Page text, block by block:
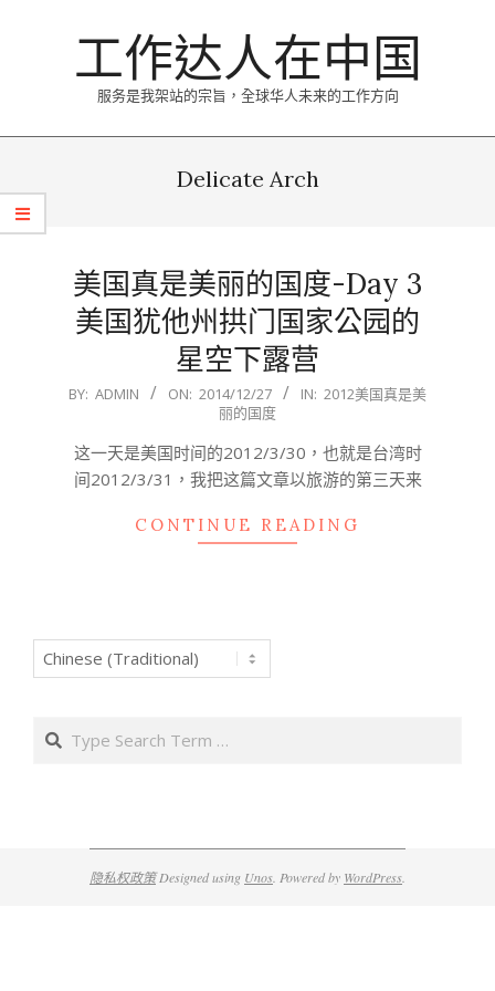
工作达人在中国
服务是我架站的宗旨，全球华人未来的工作方向
Menu
Delicate Arch
美国真是美丽的国度-Day 3
美国犹他州拱门国家公园的
星空下露营
2014-
27
BY: ADMIN ON: 2014/12/27 IN: 2012美国真是美
丽的国度
这一天是美国时间的2012/3/30，也就是台湾时
间2012/3/31，我把这篇文章以旅游的第三天来
CONTINUE READING
Search
隐私权政策Designed using Unos . Powered by WordPress